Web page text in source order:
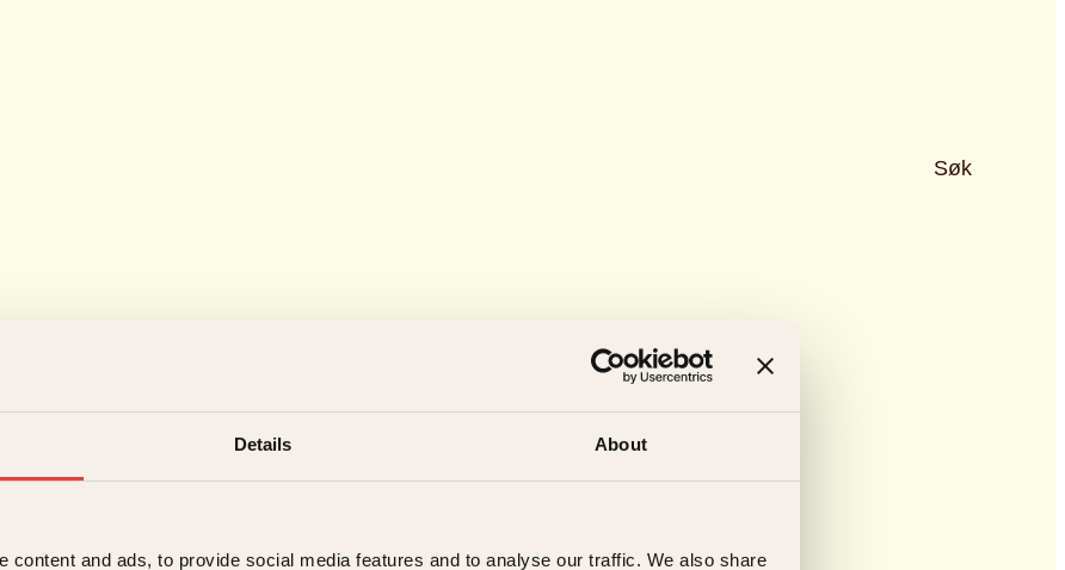
Details About
content and ads, to provide social media features and to analyse our traffic. We also share
Søk